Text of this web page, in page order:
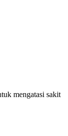
mengatasi sakit